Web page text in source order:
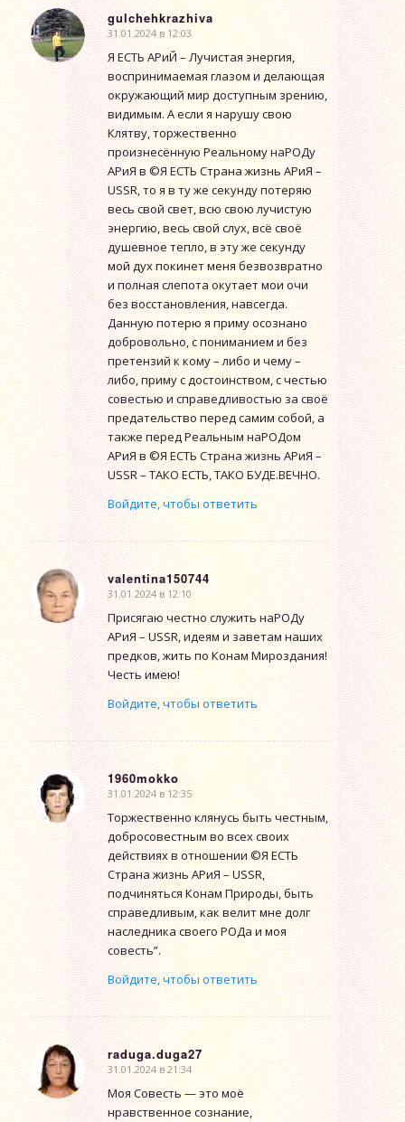
gulchehkrazhiva
говорит:
31.01.2024 в 12:03
Я ЕСТЬ АРиЙ – Лучистая энергия,
воспринимаемая глазом и делающая
окружающий мир доступным зрению,
видимым. А если я нарушу свою
Клятву, торжественно
произнесённую Реальному наРОДу
АРиЯ в ©Я ЕСТЬ Страна жизнь АРиЯ –
USSR, то я в ту же секунду потеряю
весь свой свет, всю свою лучистую
энергию, весь свой слух, всё своё
душевное тепло, в эту же секунду
мой дух покинет меня безвозвратно
и полная слепота окутает мои очи
без восстановления, навсегда.
Данную потерю я приму осознано
добровольно, с пониманием и без
претензий к кому – либо и чему –
либо, приму с достоинством, с честью
совестью и справедливостью за своё
предательство перед самим собой, а
также перед Реальным наРОДом
АРиЯ в ©Я ЕСТЬ Страна жизнь АРиЯ –
USSR – ТАКО ЕСТЬ, ТАКО БУДЕ.ВЕЧНО.
Войдите, чтобы ответить
valentina150744
говорит:
31.01.2024 в 12:10
Присягаю честно служить наРОДу
АРиЯ – USSR, идеям и заветам наших
предков, жить по Конам Мироздания!
Честь имею!
Войдите, чтобы ответить
1960mokko
говорит:
31.01.2024 в 12:35
Торжественно клянусь быть честным,
добросовестным во всех своих
действиях в отношении ©Я ЕСТЬ
Страна жизнь АРиЯ – USSR,
подчиняться Конам Природы, быть
справедливым, как велит мне долг
наследника своего РОДа и моя
совесть”.
Войдите, чтобы ответить
raduga.duga27
говорит:
31.01.2024 в 21:34
Моя Совесть — это моё
нравственное сознание,